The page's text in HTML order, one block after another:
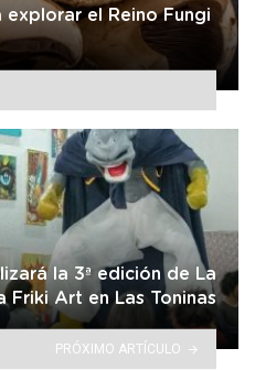
el Reino Fungi
la 3ª edición de La
Friki Art en Las Toninas
PRÓXIMO ARTÍCULO